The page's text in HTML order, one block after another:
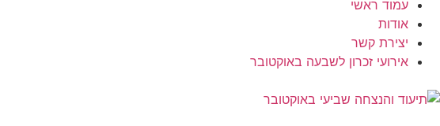
עמוד ראשי
אודות
יצירת קשר
אירועי זכרון לשבעה באוקטובר